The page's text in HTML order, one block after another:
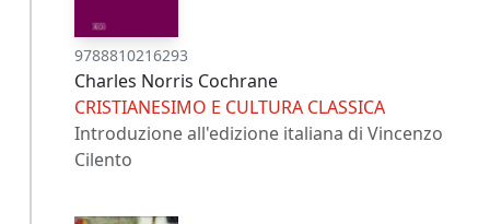
9788810216293
Charles Norris Cochrane
CRISTIANESIMO E CULTURA CLASSICA
Introduzione all'edizione italiana di Vincenzo
Cilento